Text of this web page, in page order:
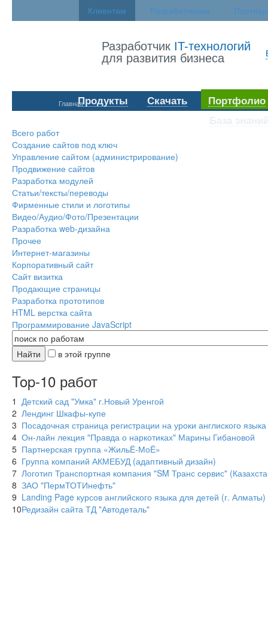
Клиентам Разработчикам
Разработчик IT-технологий
для развития бизнеса
ГлавнаяПродукты Скачать
Портфолио
Всего работ
Создание сайтов под ключ
Управление сайтом (администрирование)
Продвижение сайтов
Разработка модулей
Статьи/тексты/переводы
Фирменные стили и логотипы
Видео/Аудио/Фото/Презентации
Разработка web-дизайна
Прочее
Интернет-магазины
Корпоративный сайт
Сайт визитка
Продающие страницы
Разработка прототипов
HTML верстка сайта
Программирование JavaScript
в этой группе
Top-10 работ
1 Детский сад "Умка" г.Новый Уренгой
2 Лендинг Шкафы-купе
3 Посадочная страница регистрации на уроки англиского языка
4 Он-лайн лекция "Правда о наркотиках" Марины Гибановой
5 Партнерская группа «ЖильЁ-МоЁ»
6 Группа компаний АКМЕБУД (адаптивный дизайн)
7 Логотип Транспортная компания "SM Транс сервис"
8 ЗАО "ПермТОТИнефть"
9 Landing Page курсов английского языка для детей (г. Алматы)
10Редизайн сайта ТД "Автодеталь"